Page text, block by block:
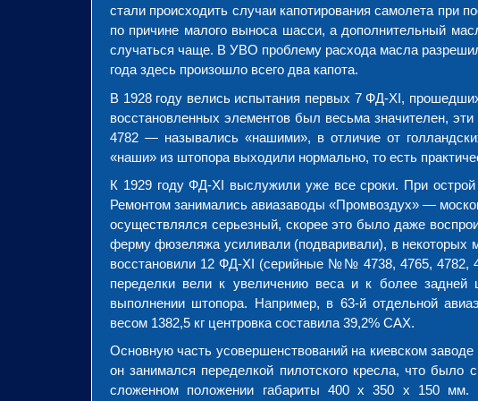
стали происходить случаи капотирования самолета при
по причине малого выноса шасси, а дополнительный
случаться чаще. В УВО проблему расхода масла
года здесь произошло всего два капота.
В 1928 году велись испытания первых 7 ФД-XI,
восстановленных элементов был весьма значителен,
4782 — назывались «нашими», в отличие от
«наши» из штопора выходили нормально, то есть
К 1929 году ФД-XI выслужили уже все сроки. При
Ремонтом занимались авиазаводы «Промвоздух» —
осуществлялся серьезный, скорее это было даже
ферму фюзеляжа усиливали (подваривали), в некоторых
восстановили 12 ФД-XI (серийные №№ 4738, 4765, 4782,
переделки вели к увеличению веса и к более задней
выполнении штопора. Например, в 63-й отдельной
весом 1382,5 кг центровка составила 39,2% САХ.
Основную часть усовершенствований на киевском
он занимался переделкой пилотского кресла, что
сложенном положении габариты 400 x 350 x 150 мм.